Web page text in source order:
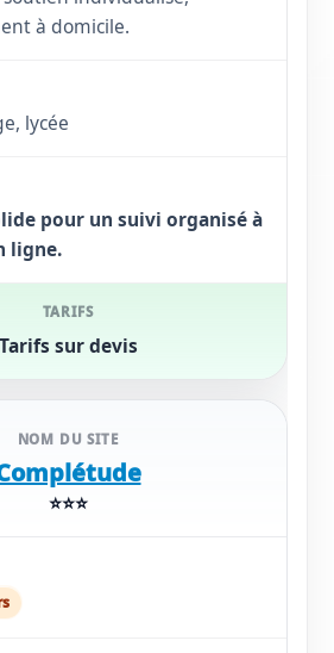
à domicile.
lycée
pour un suivi organisé à
ligne.
Tarifs sur devis
⭐⭐⭐